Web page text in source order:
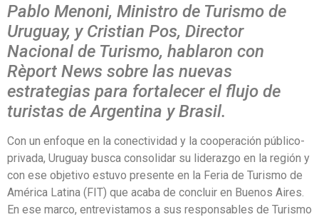
Pablo Menoni, Ministro de Turismo de
Uruguay, y Cristian Pos, Director
Nacional de Turismo, hablaron con
Rèport News sobre las nuevas
estrategias para fortalecer el flujo de
turistas de Argentina y Brasil.
Con un enfoque en la conectividad y la cooperación público-
privada, Uruguay busca consolidar su liderazgo en la región y
con ese objetivo estuvo presente en la Feria de Turismo de
América Latina (FIT) que acaba de concluir en Buenos Aires.
En ese marco, entrevistamos a sus responsables de Turismo